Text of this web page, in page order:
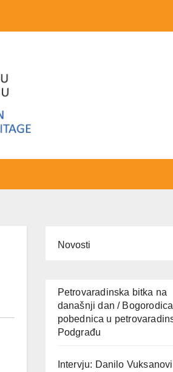
Novosti
Petrovaradinska bitka na
današnji dan / Bogorodica
pobednica u
Podgrađu
Intervju: Danilo